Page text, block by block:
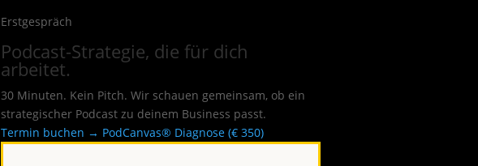
Erstgespräch
Podcast-Strategie, die für dich
arbeitet.
30 Minuten. Kein Pitch. Wir schauen gemeinsam, ob ein
strategischer Podcast zu deinem Business passt.
Termin buchen → PodCanvas® Diagnose (€ 350)